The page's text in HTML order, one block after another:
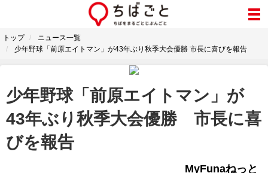
トップ
ニュース一覧
少年野球「前原エイトマン」が43年ぶり秋季大会優勝 市長に喜びを報告
少年野球「前原エイトマン」が
43年ぶり秋季大会優勝 市長に喜
びを報告
MyFunaねっと